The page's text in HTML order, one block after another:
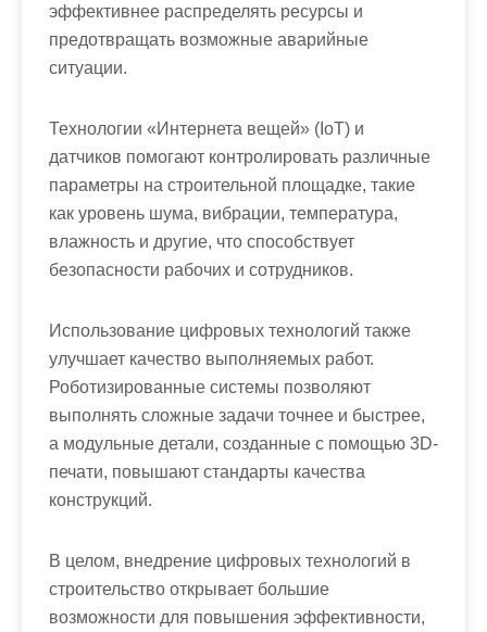
эффективнее распределять ресурсы и
предотвращать возможные аварийные
ситуации.
Технологии «Интернета вещей» (IoT) и
датчиков помогают контролировать различные
параметры на строительной площадке, такие
как уровень шума, вибрации, температура,
влажность и другие, что способствует
безопасности рабочих и сотрудников.
Использование цифровых технологий также
улучшает качество выполняемых работ.
Роботизированные системы позволяют
выполнять сложные задачи точнее и быстрее,
а модульные детали, созданные с помощью 3D-
печати, повышают стандарты качества
конструкций.
В целом, внедрение цифровых технологий в
строительство открывает большие
возможности для повышения эффективности,